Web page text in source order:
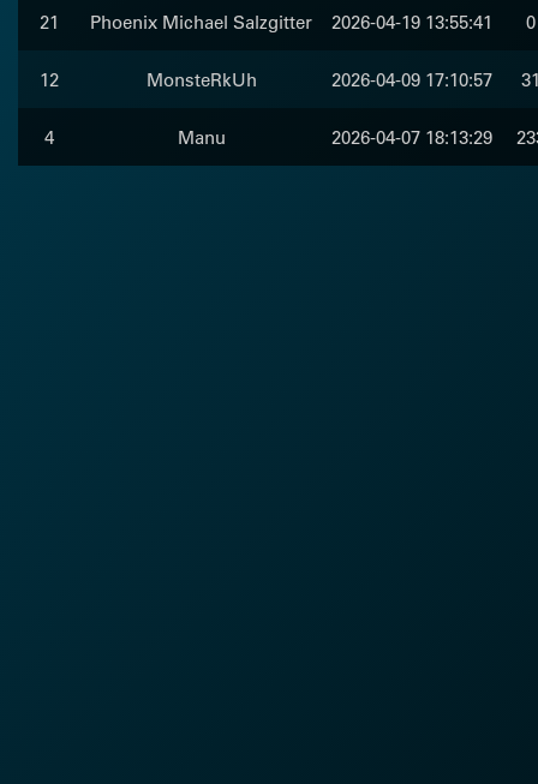
21 Phoenix Michael Salzgitter 2026-04-19 13:55:41
12 MonsteRkUh 2026-04-09 17:10:57
4 Manu 2026-04-07 18:13:29